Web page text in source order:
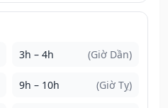
3h – 4h (Giờ Dần)
9h – 10h (Giờ Tỵ)